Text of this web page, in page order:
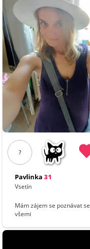
?
Pavlinka 31
Vsetín
Mám zájem se poznávat se
všemi